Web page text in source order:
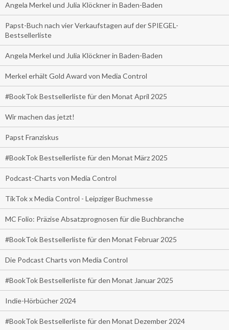
Angela Merkel und Julia Klöckner in Baden-Baden
Papst-Buch nach vier Verkaufstagen auf der SPIEGEL-
Bestsellerliste
Angela Merkel und Julia Klöckner in Baden-Baden
Merkel erhält Gold Award von Media Control
#BookTok Bestsellerliste für den Monat April 2025
Wir machen das jetzt!
Papst Franziskus
#BookTok Bestsellerliste für den Monat März 2025
Podcast-Charts von Media Control
TikTok x Media Control - Leipziger Buchmesse
MC Folio: Präzise Absatzprognosen für die Buchbranche
#BookTok Bestsellerliste für den Monat Februar 2025
Die Podcast Charts von Media Control
#BookTok Bestsellerliste für den Monat Januar 2025
Indie-Hörbücher 2024
#BookTok Bestsellerliste für den Monat Dezember 2024